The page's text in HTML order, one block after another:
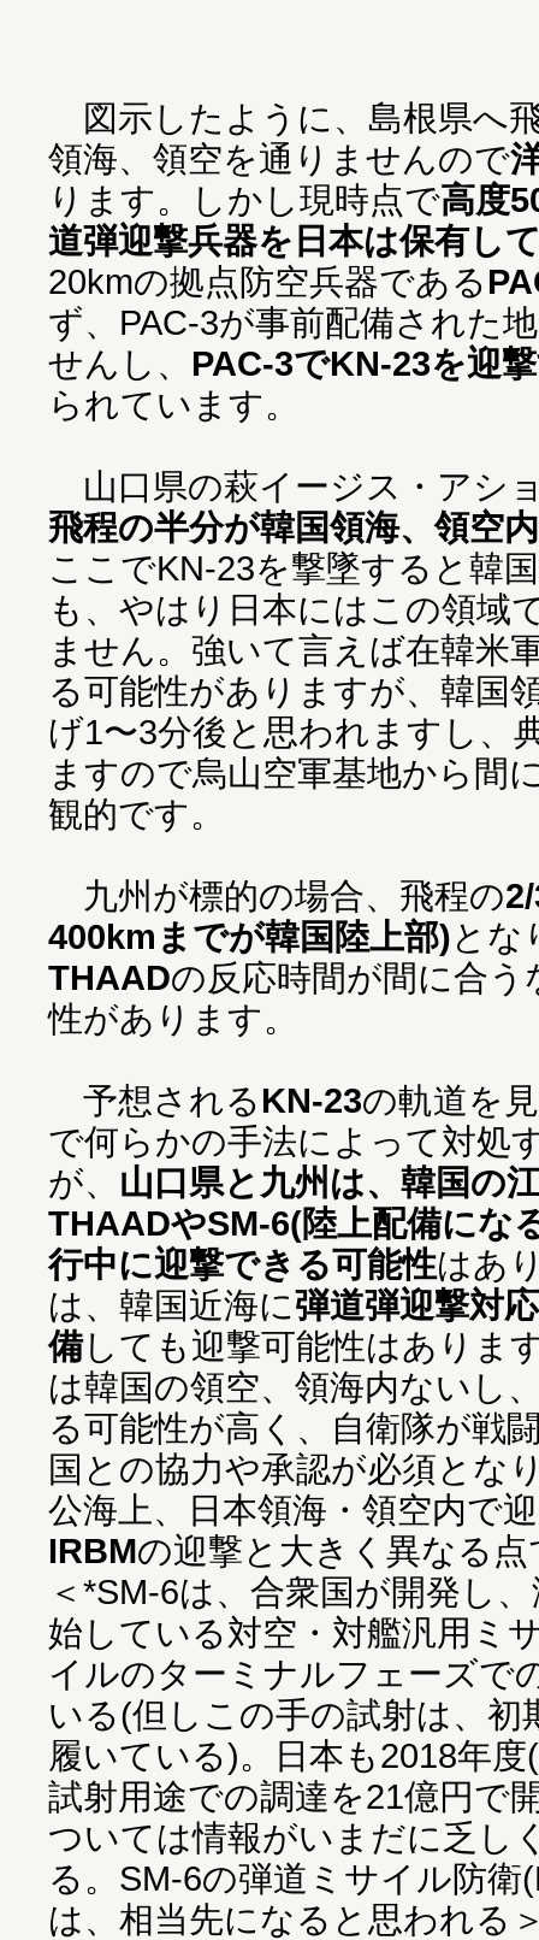
図示したように、島根県へ
領海、領空を通りませんので
ります。しかし現時点で高度
道弾迎撃兵器を日本は保有し
20kmの拠点防空兵器である
ず、PAC-3が事前配備された
せんし、 PAC-3でKN-23を迎
られています。
山口県の萩イージス・アシ
飛程の半分が韓国領海、領空
ここでKN-23を撃墜すると韓
も、やはり日本にはこの領域
ません。強いて言えば在韓米
る可能性がありますが、韓国
げ1〜3分後と思われますし、
ますので烏山空軍基地から間
観的です。
九州が標的の場合、飛程の
400kmまでが韓国陸上部)とな
THAADの反応時間が間に合
性があります。
予想されるKN-23の軌道を
で何らかの手法によって対処
が、 山口県と九州は、韓国の
THAADやSM-6(陸上配備にな
行中に迎撃できる可能性はあ
は、韓国近海に弾道弾迎撃対
備しても迎撃可能性はありま
は韓国の領空、領海内ないし
る可能性が高く、自衛隊が戦
国との協力や承認が必須とな
公海上、日本領海・領空内で
IRBMの迎撃と大きく異なる点
＜*SM-6は、合衆国が開発し
始している対空・対艦汎用ミ
イルのターミナルフェーズで
いる(但しこの手の試射は、初
履いている)。日本も2018年
試射用途での調達を21億円で
ついては情報がいまだに乏し
る。SM-6の弾道ミサイル防衛
は、相当先になると思われる